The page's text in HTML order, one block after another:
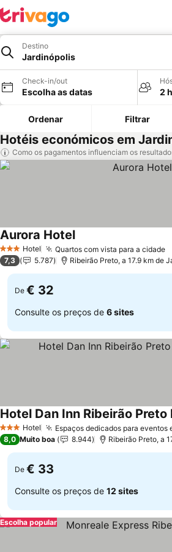
Destino
Jardinópolis
Check-in/out
Escolha as datas 2
Ordenar Filtrar
Hotéis económicos em
Como os pagamentos influenciam os
3 EstrelasHotel Quartos com vista para a cidade
Aurora Hotel
7,3 5.787 Ribeirão Preto, a 17.9 km de
De € 32
Consulte os preços de 6 sites
3 EstrelasHotel Espaços dedicados para eventos
Hotel Dan Inn Ribeirão
8,0 Muito boa 8.944 Ribeirão Preto, a
De € 33
Consulte os preços de 12 sites
Escolha popular